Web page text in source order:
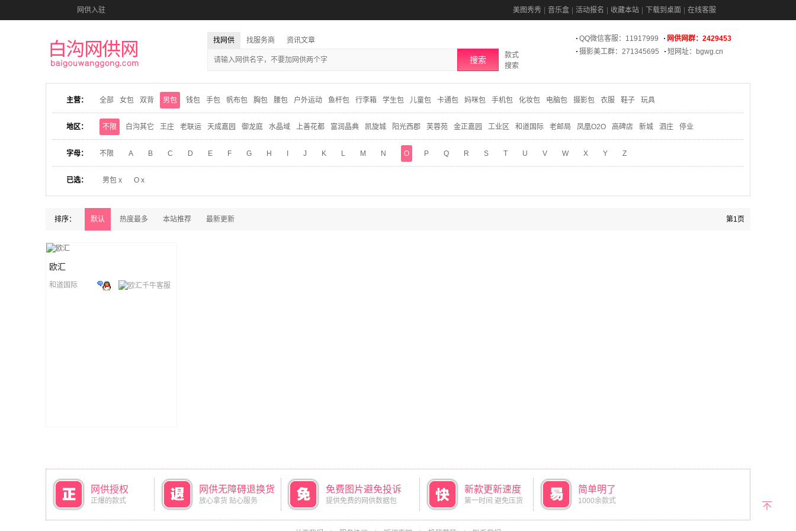
网供入驻 美图秀秀 音乐盒 活动报名 收藏本站 下载到桌面 在线客服
找网供 找服务商 资讯文章
搜索
款式
搜索
QQ微信客服：11917999
网供网群：2429453
摄影美工群：271345695
短网址：bgwg.cn
主营： 全部 女包 双背 男包 钱包 手包 帆布包 胸包 腰包 户外运动 鱼杆包 行李箱 学生包 儿童包 卡通包 妈咪包 手机包 化妆包 电脑包 摄影包 衣服 鞋子 玩具
地区： 不限 白沟其它 王庄 老联运 天成嘉园 御龙庭 水晶域 上善花都 富润晶典 凯旋城 阳光西郡 芙蓉苑 金正嘉园 工业区 和道国际 老邮局 凤凰O2O 高碑店 新城 泗庄 停业
字母： 不限 A B C D E F G H J K L M N O P Q R S T U V W X Y Z
已选： 男包 x O x
排序： 默认 热度最多 本站推荐 最新更新 第1页
欧汇
和道国际
网供授权
正爆的款式
网供无障碍退换货
放心拿货 贴心服务
免费图片避免投诉
提供免费的网供数据包
新款更新速度
第一时间 避免压货
简单明了
1000余款式